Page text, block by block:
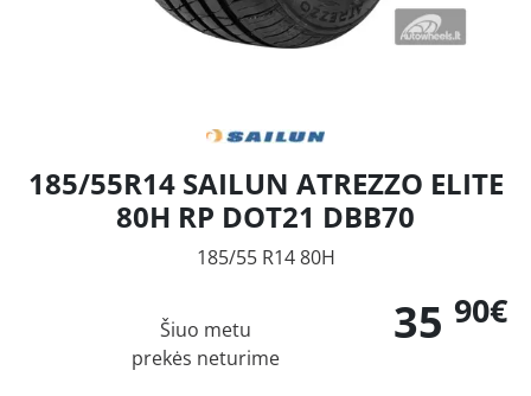
185/55R14 SAILUN ATREZZO ELITE
80H RP DOT21 DBB70
185/55 R14 80H
35 90€
Šiuo metu
prekės neturime